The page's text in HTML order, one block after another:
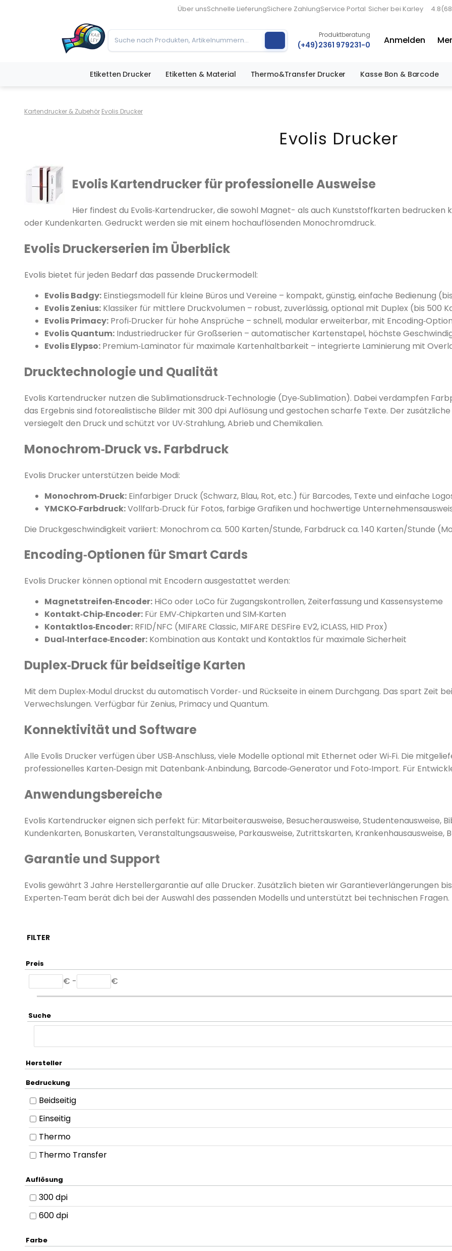
Über unsSchnelle LieferungSichere ZahlungService Portal Sicher bei Karley 4.8
Produktberatung
(+49)2361 979231-0 Anmelden
Etiketten Drucker Etiketten & Material Thermo&Transfer Drucker Kasse Bon & Barcode
Kartendrucker & Zubehör Evolis Drucker
Evolis Drucker
Evolis Kartendrucker für professionelle Ausweise
Hier findest du Evolis‑Kartendrucker, die sowohl Magnet- als auch Kunststoffkarten bedrucken
oder Kundenkarten. Gedruckt werden sie mit einem hochauflösenden Monochromdruck.
Evolis Druckerserien im Überblick
Evolis bietet für jeden Bedarf das passende Druckermodell:
Evolis Badgy:Einstiegsmodell für kleine Büros und Vereine – kompakt, günstig, einfache Bedienung
Evolis Zenius:Klassiker für mittlere Druckvolumen – robust, zuverlässig, optional mit Duplex (bis 500
Evolis Primacy:Profi‑Drucker für hohe Ansprüche – schnell, modular erweiterbar, mit
Evolis Quantum:Industriedrucker für Großserien – automatischer Kartenstapel, höchste
Evolis Elypso:Premium‑Laminator für maximale Kartenhaltbarkeit – integrierte Laminierung mit
Drucktechnologie und Qualität
Evolis Kartendrucker nutzen die Sublimationsdruck‑Technologie (Dye‑Sublimation). Dabei verdampfen
das Ergebnis sind fotorealistische Bilder mit 300 dpi Auflösung und gestochen scharfe Texte. Der
versiegelt den Druck und schützt vor UV‑Strahlung, Abrieb und Chemikalien.
Monochrom‑Druck vs. Farbdruck
Evolis Drucker unterstützen beide Modi:
Monochrom‑Druck:Einfarbiger Druck (Schwarz, Blau, Rot, etc.) für Barcodes, Texte und einfache
YMCKO‑Farbdruck:Vollfarb‑Druck für Fotos, farbige Grafiken und hochwertige
Die Druckgeschwindigkeit variiert: Monochrom ca. 500 Karten/Stunde, Farbdruck ca. 140 Karten/Stunde
Encoding‑Optionen für Smart Cards
Evolis Drucker können optional mit Encodern ausgestattet werden:
Magnetstreifen‑Encoder:HiCo oder LoCo für Zugangskontrollen, Zeiterfassung und Kassensysteme
Kontakt‑Chip‑Encoder:Für EMV‑Chipkarten und SIM‑Karten
Kontaktlos‑Encoder:RFID/NFC (MIFARE Classic, MIFARE DESFire EV2, iCLASS, HID Prox)
Dual‑Interface‑Encoder:Kombination aus Kontakt und Kontaktlos für maximale Sicherheit
Duplex‑Druck für beidseitige Karten
Mit dem Duplex‑Modul druckst du automatisch Vorder‑ und Rückseite in einem Durchgang. Das spart Zeit
Verwechslungen. Verfügbar für Zenius, Primacy und Quantum.
Konnektivität und Software
Alle Evolis Drucker verfügen über USB‑Anschluss, viele Modelle optional mit Ethernet oder Wi‑Fi. Die
professionelles Karten‑Design mit Datenbank‑Anbindung, Barcode‑Generator und Foto‑Import. Für
Anwendungsbereiche
Evolis Kartendrucker eignen sich perfekt für: Mitarbeiterausweise, Besucherausweise, Studentenausweise,
Kundenkarten, Bonuskarten, Veranstaltungsausweise, Parkausweise, Zutrittskarten, Krankenhausausweise,
Garantie und Support
Evolis gewährt 3 Jahre Herstellergarantie auf alle Drucker. Zusätzlich bieten wir Garantieverlängerungen
Experten‑Team berät dich bei der Auswahl des passenden Modells und unterstützt bei technischen Fragen.
FILTER
Preis
€ - €
Suche
Hersteller
Bedruckung
Beidseitig
Einseitig
Thermo
Thermo Transfer
Auflösung
300 dpi
600 dpi
Farbe